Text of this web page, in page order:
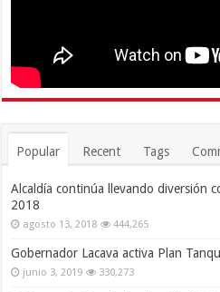
Popular Recent Tags
Alcaldía continúa llevando diversión
2018
agosto 13, 2018 444,265
Gobernador Lacava activa Plan
junio 3, 2019 330,273